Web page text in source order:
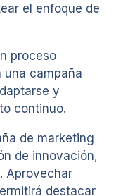
el enfoque de
proceso
una campaña
y
continuo.
de marketing
de innovación,
Aprovechar
destacar